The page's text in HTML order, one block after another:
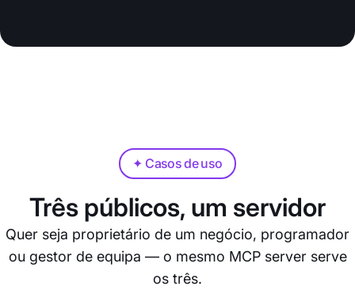
✦ Casos de uso
Três públicos, um servidor
Quer seja proprietário de um negócio, programador
ou gestor de equipa — o mesmo MCP server serve
os três.